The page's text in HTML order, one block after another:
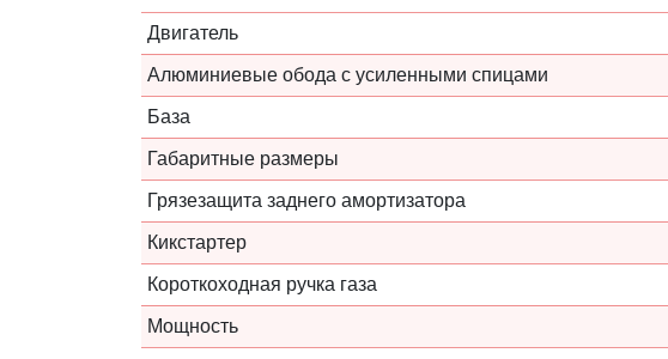
Двигатель
Алюминиевые обода с усиленными спицами
База
Габаритные размеры
Грязезащита заднего амортизатора
Кикстартер
Короткоходная ручка газа
Мощность